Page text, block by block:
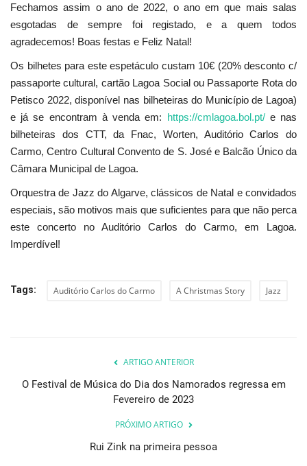
Fechamos assim o ano de 2022, o ano em que mais salas
esgotadas de sempre foi registado, e a quem todos
agradecemos! Boas festas e Feliz Natal!
Os bilhetes para este espetáculo custam 10€ (20% desconto c/
passaporte cultural, cartão Lagoa Social ou Passaporte Rota do
Petisco 2022, disponível nas bilheteiras do Município de Lagoa)
e já se encontram à venda em: https://cmlagoa.bol.pt/e nas
bilheteiras dos CTT, da Fnac, Worten, Auditório Carlos do
Carmo, Centro Cultural Convento de S. José e Balcão Único da
Câmara Municipal de Lagoa.
Orquestra de Jazz do Algarve, clássicos de Natal e convidados
especiais, são motivos mais que suficientes para que não perca
este concerto no Auditório Carlos do Carmo, em Lagoa.
Imperdível!
Tags: Auditório Carlos do Carmo A Christmas Story Jazz
ARTIGO ANTERIOR
O Festival de Música do Dia dos Namorados regressa em
Fevereiro de 2023
PRÓXIMO ARTIGO
Rui Zink na primeira pessoa